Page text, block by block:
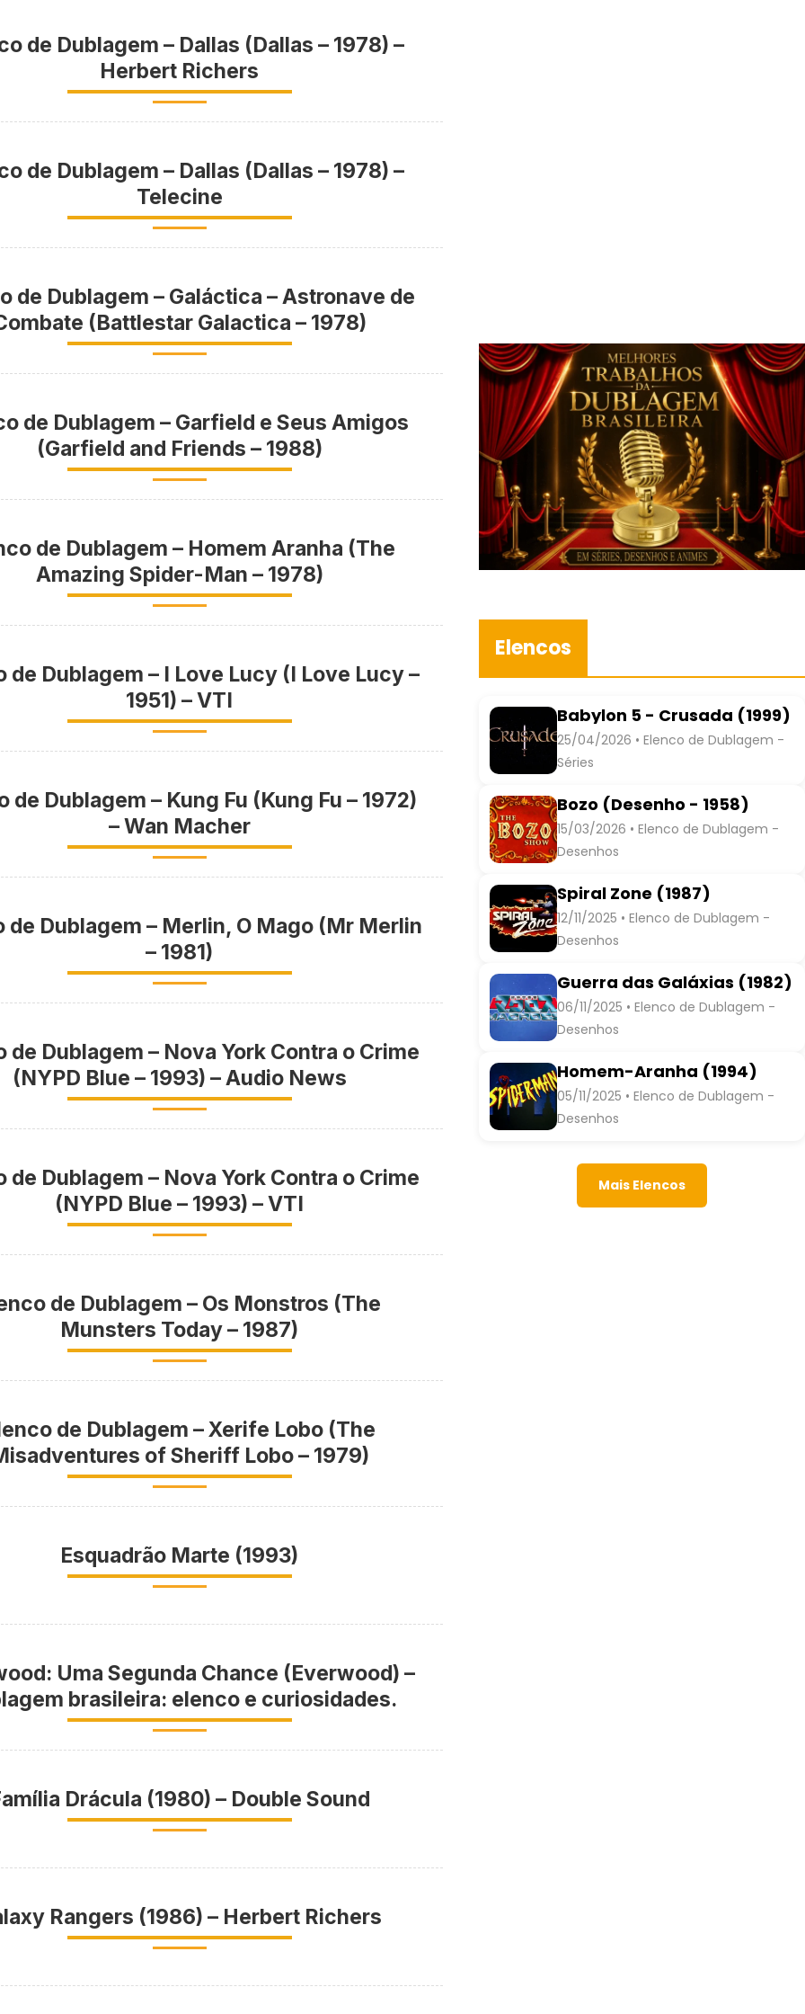
de Dublagem – Dallas (Dallas – 1978) –
Herbert Richers
de Dublagem – Dallas (Dallas – 1978) –
Telecine
de Dublagem – Galáctica – Astronave de
(Battlestar Galactica – 1978)
de Dublagem – Garfield e Seus Amigos
(Garfield and Friends – 1988)
de Dublagem – Homem Aranha (The
Amazing Spider-Man – 1978)
de Dublagem – I Love Lucy (I Love Lucy –
1951) – VTI
de Dublagem – Kung Fu (Kung Fu – 1972)
– Wan Macher
de Dublagem – Merlin, O Mago (Mr Merlin
– 1981)
de Dublagem – Nova York Contra o Crime
(NYPD Blue – 1993) – Audio News
de Dublagem – Nova York Contra o Crime
(NYPD Blue – 1993) – VTI
de Dublagem – Os Monstros (The
Munsters Today – 1987)
de Dublagem – Xerife Lobo (The
of Sheriff Lobo – 1979)
Esquadrão Marte (1993)
Uma Segunda Chance (Everwood) –
brasileira: elenco e curiosidades.
Drácula (1980) – Double Sound
Rangers (1986) – Herbert Richers
Elencos
Babylon 5 - Crusada (1999)
25/04/2026 • Elenco de Dublagem -
Séries
Bozo (Desenho - 1958)
15/03/2026 • Elenco de Dublagem -
Desenhos
Spiral Zone (1987)
12/11/2025 • Elenco de Dublagem -
Desenhos
Guerra das Galáxias (1982)
06/11/2025 • Elenco de Dublagem -
Desenhos
Homem-Aranha (1994)
05/11/2025 • Elenco de Dublagem -
Desenhos
Mais Elencos